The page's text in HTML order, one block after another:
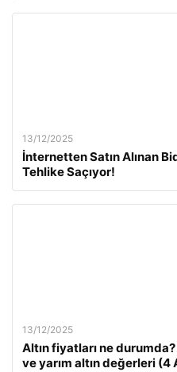
13/12/2025
İnternetten Satın Alınan
Tehlike Saçıyor!
13/12/2025
Altın fiyatları ne
ve yarım altın değerleri (4